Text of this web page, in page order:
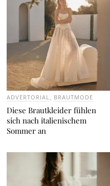
ADVERTORIAL BRAUTMODE
Diese Brautkleider fühlen
sich nach italienischem
Sommer an